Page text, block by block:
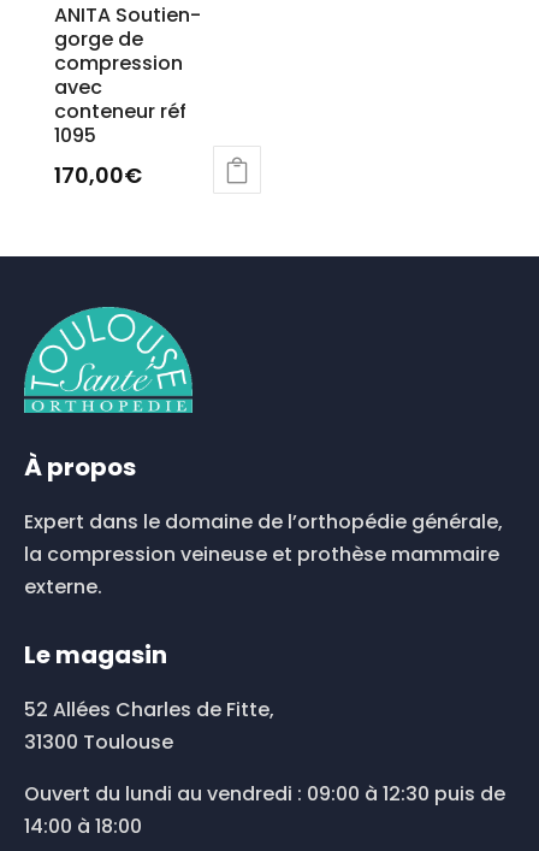
ANITA Soutien-
gorge de
compression
avec
conteneur réf
1095
170,00€
a
variations.
Les
options
peuvent
être
sur
page
du
À propos
Expert dans le domaine de l’orthopédie générale,
la compression veineuse et prothèse mammaire
externe.
Le magasin
52 Allées Charles de Fitte,
31300 Toulouse
Ouvert du lundi au vendredi : 09:00 à 12:30 puis de
14:00 à 18:00